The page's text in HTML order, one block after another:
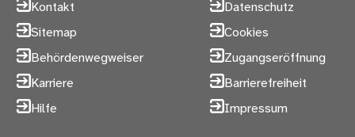
Kontakt
Sitemap
Behördenwegweiser
Karriere
Hilfe
Datenschutz
Cookies
Zugangseröffnung
Barrierefreiheit
Impressum